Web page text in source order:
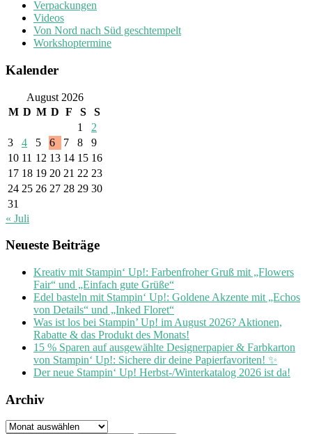
Verpackungen
Videos
Von Nord nach Süd geschtempelt
Workshoptermine
Kalender
August 2026
M D M D F S
S
1
2
3
4 5 6 7 8
9
10 11 12 13 14 15 16
17 18 19 20 21 22 23
24 25 26 27 28 29 30
31
« Juli
Neueste Beiträge
Kreativ mit Stampin‘ Up!: Farbenfroher Gruß mit „Flowers
Fair“ und „Einfach gute Grüße“
Edel basteln mit Stampin‘ Up!: Goldene Akzente mit „Echos
von Details“ und „Inked Floret“
Was ist los bei Stampin’ Up! im August 2026? Aktionen,
Rabatte & das Produkt des Monats!
15 % Sparen auf ausgewählte Designerpapier & Farbkarton
von Stampin‘ Up!: Sichere dir deine Papierfavoriten! ✨
Der neue Stampin‘ Up! Herbst-/Winterkatalog 2026 ist da!
Archiv
Archiv